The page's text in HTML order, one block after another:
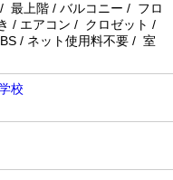
最上階 / バルコニー / フロ
/ エアコン / クロゼット /
/ ネット使用料不要 / 室
校